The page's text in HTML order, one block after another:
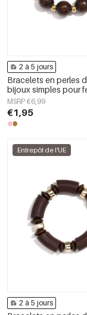
2 à 5 jours
Bracelets en perles
bijoux simples pour
collection Daily
MSRP €6,99
€1,95
Entrepôt de l'UE
2 à 5 jours